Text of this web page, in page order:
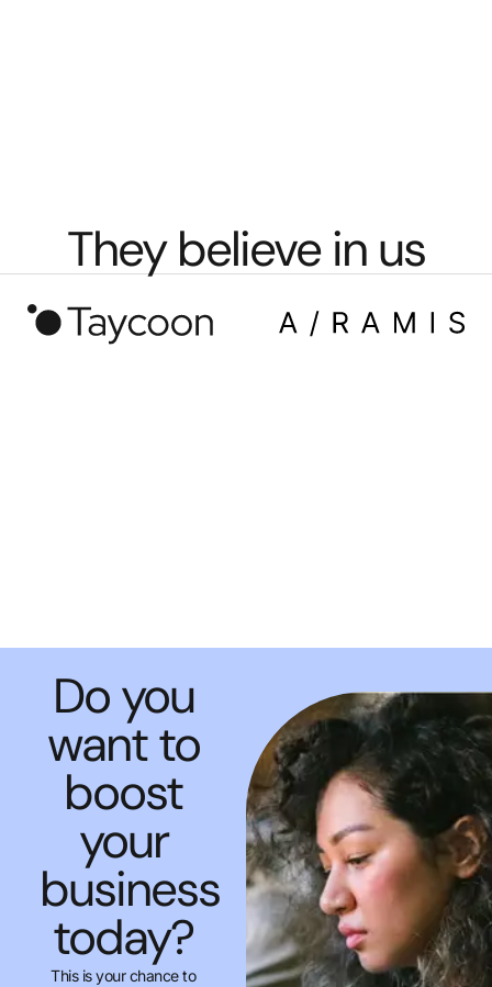
They believe in us
Do you
want to
boost
your
business
today?
This is your chance to